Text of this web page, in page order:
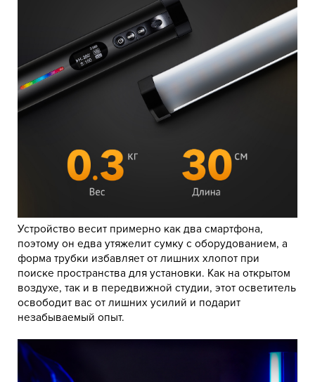
Устройство весит примерно как два смартфона,
поэтому он едва утяжелит сумку с оборудованием, а
форма трубки избавляет от лишних хлопот при
поиске пространства для установки. Как на открытом
воздухе, так и в передвижной студии, этот осветитель
освободит вас от лишних усилий и подарит
незабываемый опыт.